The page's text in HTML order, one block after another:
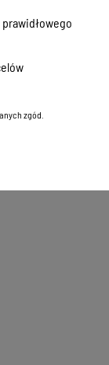
zgód.